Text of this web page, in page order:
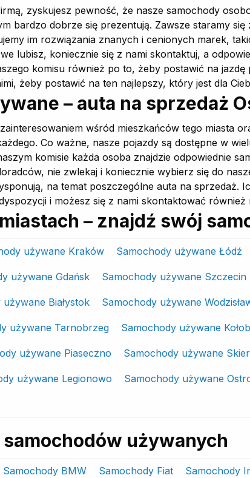
zyskujesz pewność, że nasze samochody
bardzo dobrze się prezentują. Zawsze staramy
im rozwiązania znanych i cenionych marek,
lubisz, koniecznie się z nami skontaktuj, a
komisu również po to, żeby postawić na jazdę
żeby postawić na ten najlepszy, który jest dla
– auta na sprzedaż
wśród mieszkańców tego miasta
Co ważne, nasze pojazdy są dostępne w
komisie każda osoba znajdzie odpowiednie
nie zwlekaj i koniecznie wybierz się do
na temat poszczególne auta na sprzedaż.
i możesz się z nami skontaktować również
– znajdź swój
używane Kraków Samochody używane Łódź
używane Gdańsk Samochody używane Szczecin
Białystok Samochody używane
używane Tarnobrzeg Samochody używane
używane Piaseczno Samochody używane
używane Legionowo Samochody używane
używanych
Samochody BMW Samochody Fiat Samochody